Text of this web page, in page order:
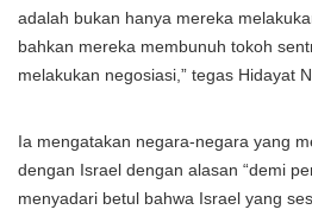
adalah bukan hanya mereka
bahkan mereka membunuh tokoh
melakukan negosiasi,” tegas Hidayat
Ia mengatakan negara-negara yang
dengan Israel dengan alasan “demi
menyadari betul bahwa Israel yang